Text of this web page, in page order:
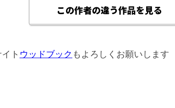
この作者の違う作品を見る
ト ウッドブック もよろしくお願いします